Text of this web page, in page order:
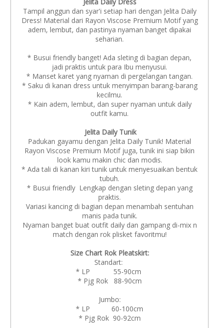
Tampil anggun dan syar'i setiap hari dengan Jelita Daily
Dress! Material dari Rayon Viscose Premium Motif yang
adem, lembut, dan pastinya nyaman banget dipakai
seharian.
* Busui friendly banget! Ada sleting di bagian depan,
jadi praktis untuk para Ibu menyusui.
* Manset karet yang nyaman di pergelangan tangan.
* Saku di kanan dress untuk menyimpan barang-barang
kecilmu.
* Kain adem, lembut, dan super nyaman untuk daily
outfit kamu.
Jelita Daily Tunik
Padukan gayamu dengan Jelita Daily Tunik! Material
Rayon Viscose Premium Motif juga, tunik ini siap bikin
look kamu makin chic dan modis.
* Ada tali di kanan kiri tunik untuk menyesuaikan bentuk
tubuh.
* Busui friendly Lengkap dengan sleting depan yang
praktis.
Variasi kancing di bagian depan menambah sentuhan
manis pada tunik.
Nyaman banget buat outfit daily dan gampang di-mix n
match dengan rok plisket favoritmu!
Size Chart Rok Pleatskirt:
Standart:
* LP 55-90cm
* Pjg Rok 88-90cm
Jumbo:
* LP 60-100cm
* Pjg Rok 90-92cm